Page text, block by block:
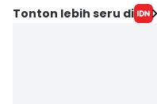
Editor
Tonton lebih seru di